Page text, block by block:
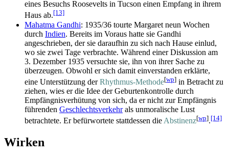
eines Besuchs Roosevelts in Tucson einen Empfang in ihrem
Haus ab.[13]
Mahatma Gandhi: 1935/36 tourte Margaret neun Wochen
durch Indien. Bereits im Voraus hatte sie Gandhi
angeschrieben, der sie daraufhin zu sich nach Hause einlud,
wo sie zwei Tage verbrachte. Während einer Diskussion am
3. Dezember 1935 versuchte sie, ihn von ihrer Sache zu
überzeugen. Obwohl er sich damit einverstanden erklärte,
eine Unterstützung derRhythmus-Methode[wp] in Betracht zu
ziehen, wies er die Idee der Geburtenkontrolle durch
Empfängnisverhütung von sich, da er nicht zur Empfängnis
führenden Geschlechtsverkehrals unmoralische Lust
betrachtete. Er befürwortete stattdessen die Abstinenz[wp].[14]
Wirken